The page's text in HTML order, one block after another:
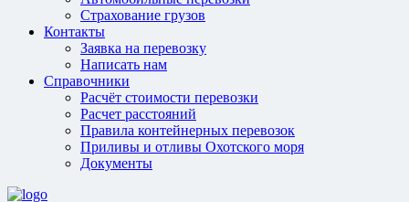
Страхование грузов
Контакты
Заявка на перевозку
Написать нам
Справочники
Расчёт стоимости перевозки
Расчет расстояний
Правила контейнерных перевозок
Приливы и отливы Охотского моря
Документы